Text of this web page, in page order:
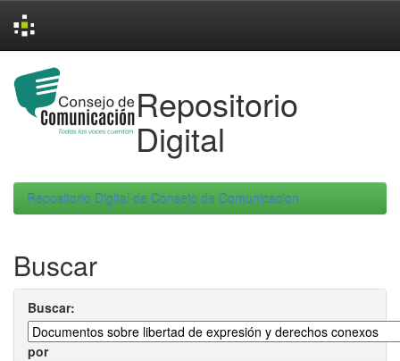
navigation
Repositorio
Digital
Repositorio Digital de Consejo de Comunicacion
Buscar
Buscar:
por